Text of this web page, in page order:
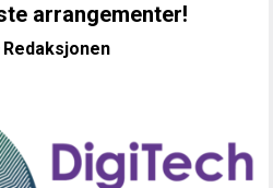
arrangementer!
Redaksjonen